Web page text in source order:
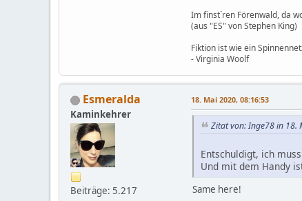
Im finst´ren Förenwald, da
(aus "ES" von Stephen King)
Fiktion ist wie ein
- Virginia Woolf
Esmeralda
Kaminkehrer
Beiträge: 5.217
18. Mai 2020, 08:16:53
Zitat von: Inge78 in 18.
Entschuldigt, ich
Und mit dem Handy
Same here!